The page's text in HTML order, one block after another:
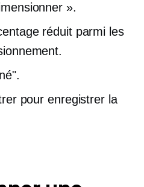
».
réduit parmi les
pour enregistrer la